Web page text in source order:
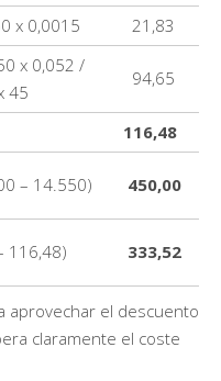
x 0,0015 21,83
x 0,052 /
45
94,65
116,48
– 14.550) 450,00
116,48) 333,52
aprovechar el descuento
claramente el coste